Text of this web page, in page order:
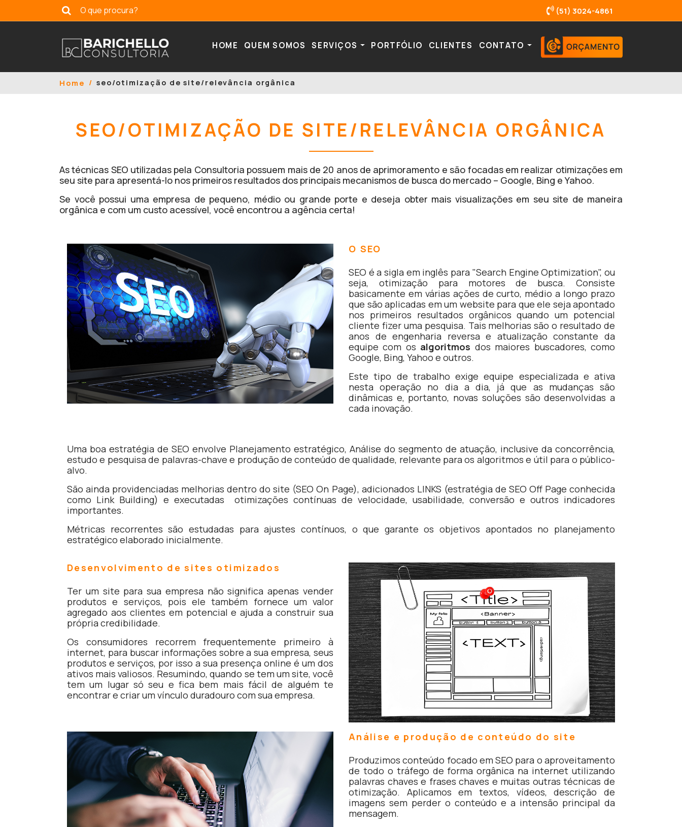
(51) 3024-4861
HOME QUEM SOMOS SERVIÇOS PORTFÓLIO CLIENTES CONTATO
Home seo/otimização de site/relevância orgânica
SEO/OTIMIZAÇÃO DE SITE/RELEVÂNCIA ORGÂNICA
As técnicas SEO utilizadas pela Consultoria possuem mais de 20 anos de aprimoramento e são focadas em realizar otimizações em
seu site para apresentá-lo nos primeiros resultados dos principais mecanismos de busca do mercado – Google, Bing e Yahoo.
Se você possui uma empresa de pequeno, médio ou grande porte e deseja obter mais visualizações em seu site de maneira
orgânica e com um custo acessível, você encontrou a agência certa!
O SEO
SEO é a sigla em inglês para "Search Engine Optimization", ou
seja, otimização para motores de busca. Consiste
basicamente em várias ações de curto, médio a longo prazo
que são aplicadas em um website para que ele seja apontado
nos primeiros resultados orgânicos quando um potencial
cliente fizer uma pesquisa. Tais melhorias são o resultado de
anos de engenharia reversa e atualização constante da
equipe com os algoritmos dos maiores buscadores, como
Google, Bing, Yahoo e outros.
Este tipo de trabalho exige equipe especializada e ativa
nesta operação no dia a dia, já que as mudanças são
dinâmicas e, portanto, novas soluções são desenvolvidas a
cada inovação.
Uma boa estratégia de SEO envolve Planejamento estratégico, Análise do segmento de atuação, inclusive da concorrência,
estudo e pesquisa de palavras-chave e produção de conteúdo de qualidade, relevante para os algoritmos e útil para o público-
alvo.
São ainda providenciadas melhorias dentro do site (SEO On Page), adicionados LINKS (estratégia de SEO Off Page conhecida
como Link Building) e executadas otimizações contínuas de velocidade, usabilidade, conversão e outros indicadores
importantes.
Métricas recorrentes são estudadas para ajustes contínuos, o que garante os objetivos apontados no planejamento
estratégico elaborado inicialmente.
Desenvolvimento de sites otimizados
Ter um site para sua empresa não significa apenas vender
produtos e serviços, pois ele também fornece um valor
agregado aos clientes em potencial e ajuda a construir sua
própria credibilidade.
Os consumidores recorrem frequentemente primeiro à
internet, para buscar informações sobre a sua empresa, seus
produtos e serviços, por isso a sua presença online é um dos
ativos mais valiosos. Resumindo, quando se tem um site, você
tem um lugar só seu e fica bem mais fácil de alguém te
encontrar e criar um vínculo duradouro com sua empresa.
Análise e produção de conteúdo do site
Produzimos conteúdo focado em SEO para o aproveitamento
de todo o tráfego de forma orgânica na internet utilizando
palavras chaves e frases chaves e muitas outras técnicas de
otimização. Aplicamos em textos, vídeos, descrição de
imagens sem perder o conteúdo e a intensão principal da
mensagem.